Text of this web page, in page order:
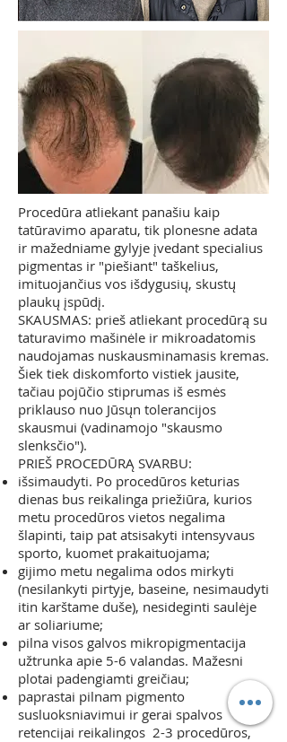
Procedūra atliekant panašiu kaip
tatūravimo aparatu, tik plonesne adata
ir mažedniame gylyje įvedant specialius
pigmentas ir "piešiant" taškelius,
imituojančius vos išdygusių, skustų
plaukų įspūdį.
SKAUSMAS: prieš atliekant procedūrą su
taturavimo mašinėle ir mikroadatomis
naudojamas nuskausminamasis kremas.
Šiek tiek diskomforto vistiek jausite,
tačiau pojūčio stiprumas iš esmės
priklauso nuo Jūsųn tolerancijos
skausmui (vadinamojo "skausmo
slenksčio").
PRIEŠ PROCEDŪRĄ SVARBU:
išsimaudyti. Po procedūros keturias
dienas bus reikalinga priežiūra, kurios
metu procedūros vietos negalima
šlapinti, taip pat atsisakyti intensyvaus
sporto, kuomet prakaituojama;
gijimo metu negalima odos mirkyti
(nesilankyti pirtyje, baseine, nesimaudyti
itin karštame duše), nesideginti saulėje
ar soliariume;
pilna visos galvos mikropigmentacija
užtrunka apie 5-6 valandas. Mažesni
plotai padengiamti greičiau;
paprastai pilnam pigmento
susluoksniavimui ir gerai spalvos
retencijai reikalingos 2-3 procedūros,